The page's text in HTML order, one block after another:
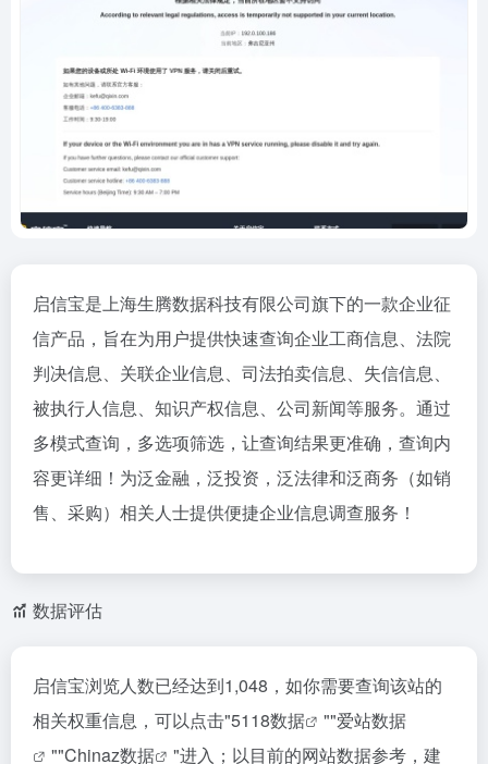
启信宝是上海生腾数据科技有限公司旗下的一款企业征
信产品，旨在为用户提供快速查询企业工商信息、法院
判决信息、关联企业信息、司法拍卖信息、失信信息、
被执行人信息、知识产权信息、公司新闻等服务。通过
多模式查询，多选项筛选，让查询结果更准确，查询内
容更详细！为泛金融，泛投资，泛法律和泛商务（如销
售、采购）相关人士提供便捷企业信息调查服务！
数据评估
启信宝浏览人数已经达到1,048，如你需要查询该站的
相关权重信息，可以点击"5118数据 ""爱站数据
""Chinaz数据
"进入；以目前的网站数据参考，建